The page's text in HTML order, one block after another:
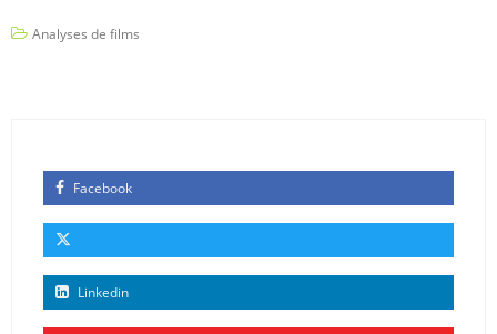
Analyses de films
Facebook
Linkedin